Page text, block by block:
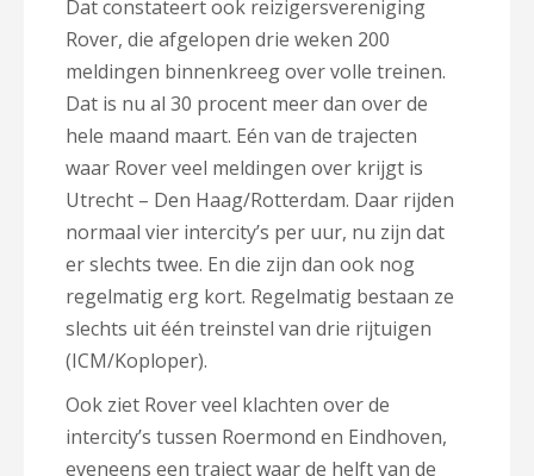
Dat constateert ook reizigersvereniging
Rover, die afgelopen drie weken 200
meldingen binnenkreeg over volle treinen.
Dat is nu al 30 procent meer dan over de
hele maand maart. Eén van de trajecten
waar Rover veel meldingen over krijgt is
Utrecht – Den Haag/Rotterdam. Daar rijden
normaal vier intercity’s per uur, nu zijn dat
er slechts twee. En die zijn dan ook nog
regelmatig erg kort. Regelmatig bestaan ze
slechts uit één treinstel van drie rijtuigen
(ICM/Koploper).
Ook ziet Rover veel klachten over de
intercity’s tussen Roermond en Eindhoven,
eveneens een traject waar de helft van de